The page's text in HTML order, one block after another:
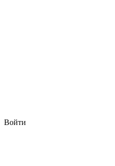
Войти